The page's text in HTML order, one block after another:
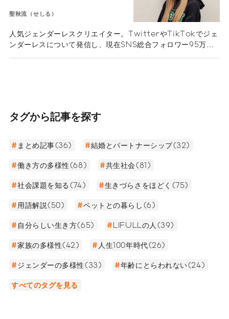
聖秋流（せしる）
人気ジェンダーレスクリエイター。TwitterやTikTokでジェ
ンダーレスについて発信し、現在SNS総合フォロワー95万人
スクリエイターになるまでのストーリーと自分らしく生きる秘
訣（ひけつ）を伺った。
タグから記事を探す
まとめ記事(36) 結婚とパートナーシップ(32)
働き方の多様性(68) 共生社会(81)
社会課題を知る(74) 生きづらさをほどく(75)
用語解説(50) ペットとの暮らし(6)
自分らしい生き方(65) LIFULLの人(39)
家族の多様性(42) 人生100年時代(26)
ジェンダーの多様性(33) 年齢にとらわれない(24)
すべてのタグを見る